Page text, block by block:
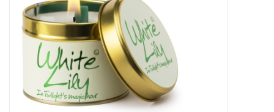
LED Kaarsen
Kaarsen accessoires
Relatiegeschenken & Bedankjes
Huisparfums